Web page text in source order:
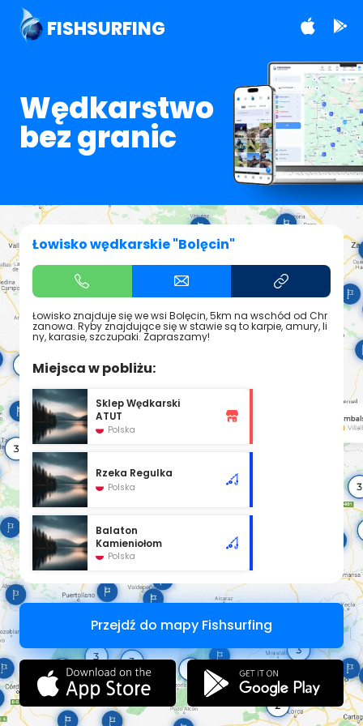
FISHSURFING
Wędkarstwo
bez granic
Łowisko wędkarskie "Bolęcin"
Łowisko znajduje się we wsi Bolęcin, 5km na wschód od Chr
zanowa. Ryby znajdujące się w stawie są to karpie, amury, li
ny, karasie, szczupaki. Zapraszamy!
Miejsca w pobliżu:
Sklep Wędkarski
ATUT
Polska
Rzeka Regulka
Polska
Balaton
Kamieniołom
Polska
Przejdź do mapy Fishsurfing